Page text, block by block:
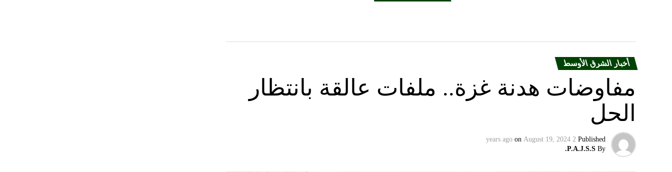
أخبار الشرق الأوسط
مفاوضات هدنة غزة.. ملفات عالقة بانتظار
الحل
Published
2 years ago
on August 19, 2024
By
P.A.J.S.S.